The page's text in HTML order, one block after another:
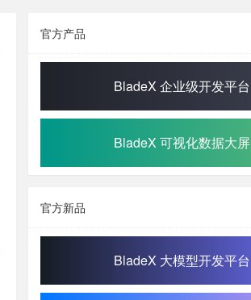
官方产品
BladeX 企业级开发平台
BladeX 可视化数据大屏
官方新品
BladeX 大模型开发平台